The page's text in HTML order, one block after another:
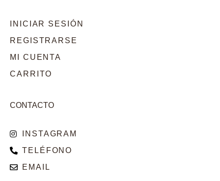
INICIAR SESIÓN
REGISTRARSE
MI CUENTA
CARRITO
CONTACTO
INSTAGRAM
TELÉFONO
EMAIL